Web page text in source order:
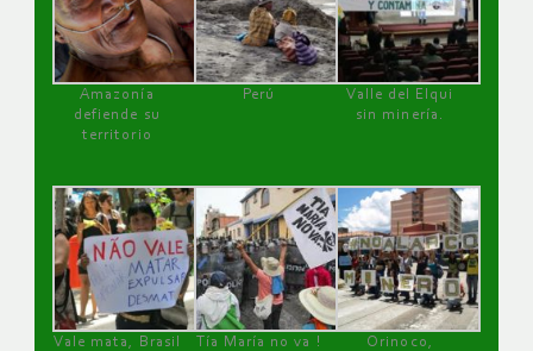
Amazonía
defiende su
territorio
Perú
Valle del Elqui
sin minería.
Vale mata, Brasil
Tía María no va !
Orinoco,